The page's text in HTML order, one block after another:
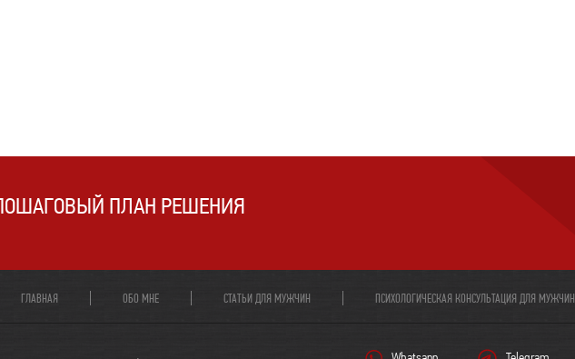
ПЛАН РЕШЕНИЯ
ГЛАВНАЯ ОБО МНЕ СТАТЬИ ДЛЯ МУЖЧИН ПСИХОЛОГИЧЕСКАЯ КОНСУЛЬТАЦИЯ ДЛЯ МУЖЧИН